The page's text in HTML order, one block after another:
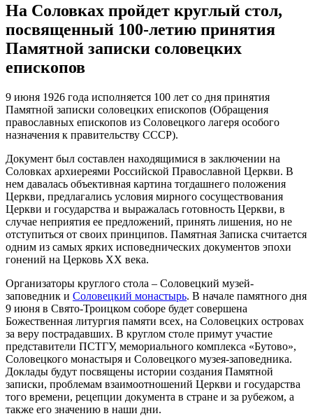
На Соловках пройдет круглый стол,
посвященный 100-летию принятия
Памятной записки соловецких
епископов
9 июня 1926 года исполняется 100 лет со дня принятия
Памятной записки соловецких епископов (Обращения
православных епископов из Соловецкого лагеря особого
назначения к правительству СССР).
Документ был составлен находящимися в заключении на
Соловках архиереями Российской Православной Церкви. В
нем давалась объективная картина тогдашнего положения
Церкви, предлагались условия мирного сосуществования
Церкви и государства и выражалась готовность Церкви, в
случае неприятия ее предложений, принять лишения, но не
отступиться от своих принципов. Памятная Записка считается
одним из самых ярких исповеднических документов эпохи
гонений на Церковь ХХ века.
Организаторы круглого стола – Соловецкий музей-
заповедник и Соловецкий монастырь. В начале памятного дня
9 июня в Свято-Троицком соборе будет совершена
Божественная литургия памяти всех, на Соловецких островах
за веру пострадавших. В круглом столе примут участие
представители ПСТГУ, мемориального комплекса «Бутово»,
Соловецкого монастыря и Соловецкого музея-заповедника.
Доклады будут посвящены истории создания Памятной
записки, проблемам взаимоотношений Церкви и государства
того времени, рецепции документа в стране и за рубежом, а
также его значению в наши дни.